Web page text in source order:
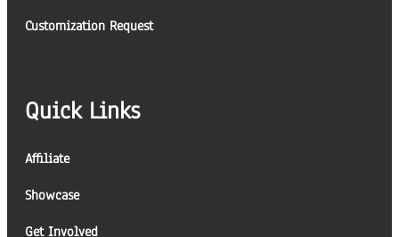
Customization Request
Quick Links
Affiliate
Showcase
Get Involved